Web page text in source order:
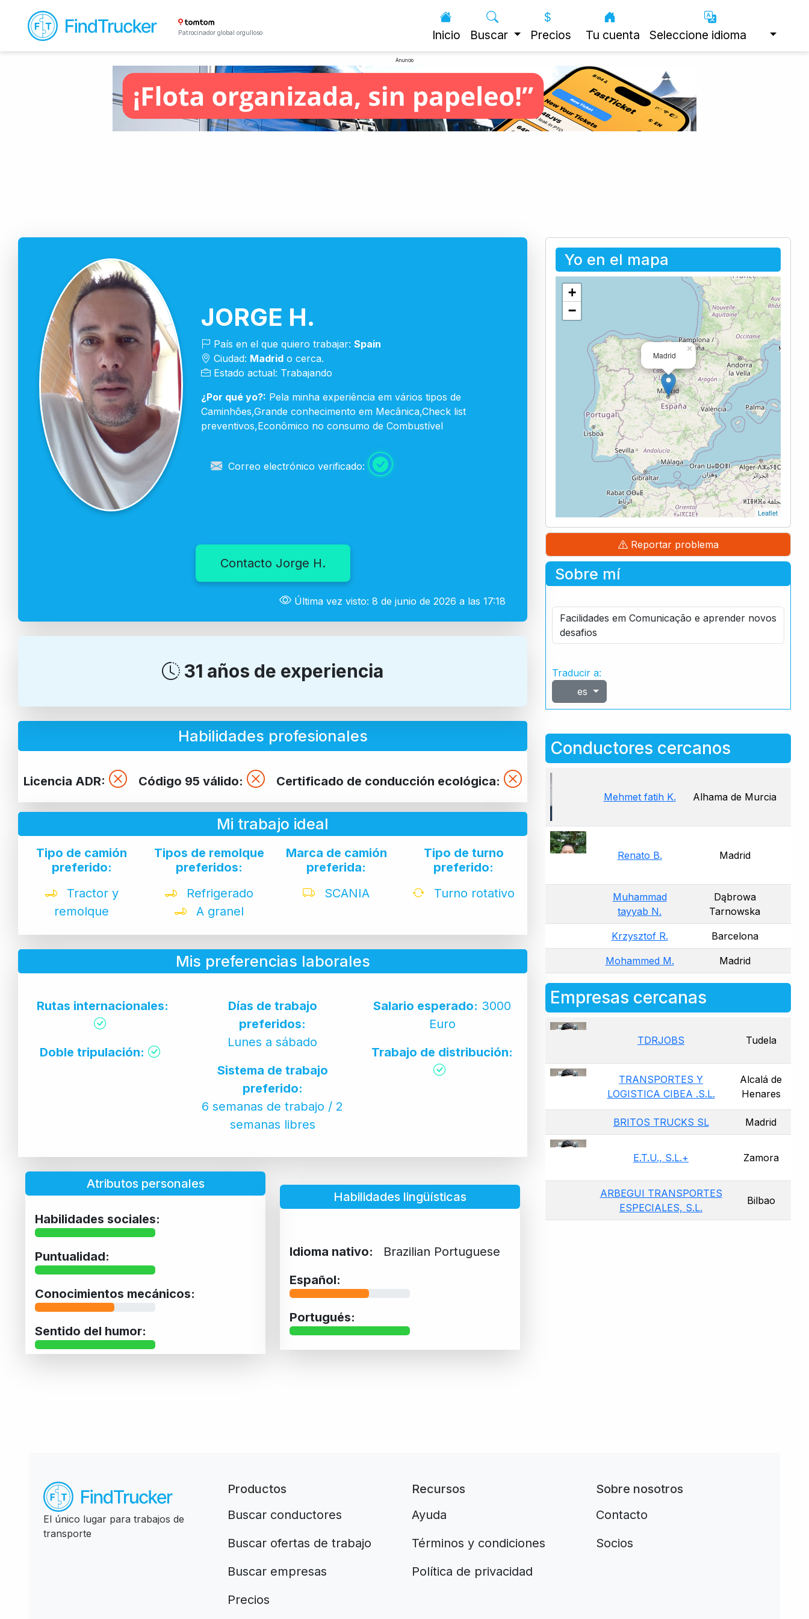
Patrocinador global orgulloso Inicio Buscar Precios Tu cuenta Seleccione idioma
Anuncio
JORGE H.
País en el que quiero trabajar: Spain
Ciudad: Madrido cerca.
Estado actual: Trabajando
¿Por qué yo?: Pela minha experiência em vários tipos de
Caminhões,Grande conhecimento em Mecânica,Check list
preventivos,Econômico no consumo de Combustível
Correo electrónico verificado:
Contacto Jorge H.
Última vez visto: 8 de junio de 2026 a las 17:18
31 años de experiencia
Habilidades profesionales
Licencia ADR: Código 95 válido: Certificado de conducción ecológica:
Mi trabajo ideal
Tipo de camión
preferido:
Tractor y
remolque
Tipos de remolque
preferidos:
Refrigerado
A granel
Marca de camión
preferida:
SCANIA
Tipo de turno
preferido:
Turno rotativo
Mis preferencias laborales
Rutas internacionales:
Doble tripulación:
Días de trabajo
preferidos:
Lunes a sábado
Sistema de trabajo
preferido:
6 semanas de trabajo / 2
semanas libres
Salario esperado: 3000
Euro
Trabajo de distribución:
Atributos personales
Habilidades sociales:
Puntualidad:
Conocimientos mecánicos:
Sentido del humor:
Habilidades lingüísticas
Idioma nativo:
Brazilian Portuguese
Español:
Portugués:
Yo en el mapa
Madrid
×
+
−
Leaflet
Reportar problema
Sobre mí
Facilidades em Comunicação e aprender novos
desafios
Traducir a:
es
Conductores cercanos
Mehmet fatih K. Alhama de Murcia
Renato B. Madrid
Muhammad
tayyab N.
Dąbrowa
Tarnowska
Krzysztof R. Barcelona
Mohammed M. Madrid
Empresas cercanas
TDRJOBS Tudela
TRANSPORTES Y
LOGISTICA CIBEA .S.L.
Alcalá de
Henares
E.T.U., S.L.+ Zamora
ARBEGUI TRANSPORTES
Bilbao
El único lugar para trabajos de
transporte
Productos
Buscar conductores
Buscar ofertas de trabajo
Buscar empresas
Precios
Recursos
Ayuda
Términos y condiciones
Política de privacidad
Sobre nosotros
Contacto
Socios